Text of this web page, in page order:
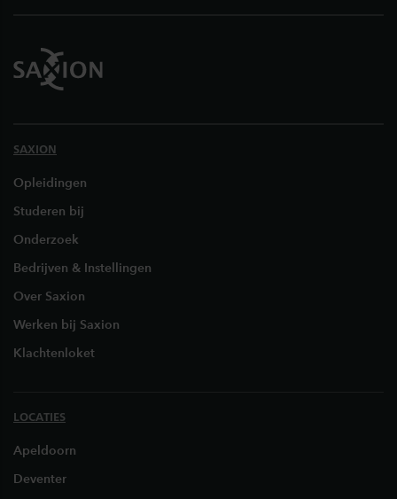
SAXION
Opleidingen
Studeren bij
Onderzoek
Bedrijven & Instellingen
Over Saxion
Werken bij Saxion
Klachtenloket
LOCATIES
Apeldoorn
Deventer